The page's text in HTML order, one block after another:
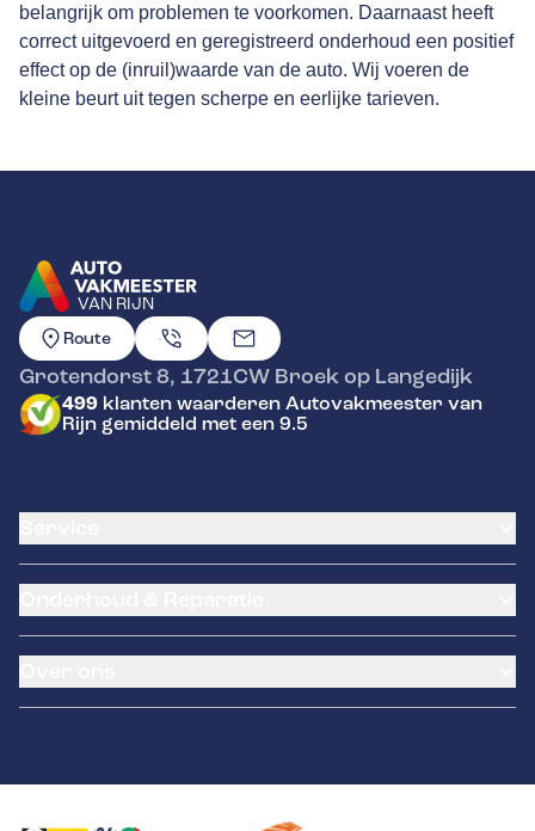
belangrijk om problemen te voorkomen. Daarnaast heeft
correct uitgevoerd en geregistreerd onderhoud een positief
effect op de (inruil)waarde van de auto. Wij voeren de
kleine beurt uit tegen scherpe en eerlijke tarieven.
VAN RIJN
GA NAAR DE HOMEPAGINA
Route
Grotendorst 8, 1721CW Broek op Langedijk
499 klanten waarderen Autovakmeester van
Rijn gemiddeld met een 9.5
Banden service
Pechhulp
Schade en reparatie